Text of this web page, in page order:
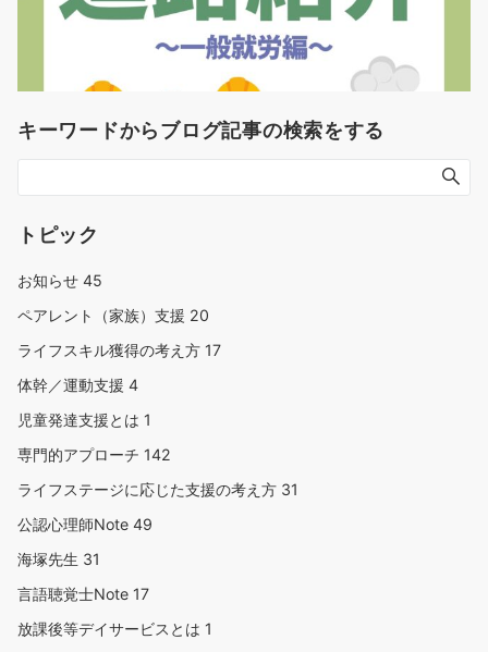
キーワードからブログ記事の検索をする
トピック
お知らせ 45
ペアレント（家族）支援 20
ライフスキル獲得の考え方 17
体幹／運動支援 4
児童発達支援とは 1
専門的アプローチ 142
ライフステージに応じた支援の考え方 31
公認心理師Note 49
海塚先生 31
言語聴覚士Note 17
放課後等デイサービスとは 1